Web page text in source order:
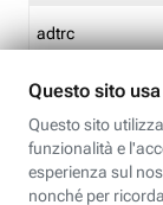
adtrc
CFFC<TagID>
CM